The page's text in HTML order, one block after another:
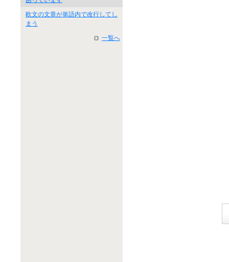
欧文の文章が単語内で改行してし
まう
一覧へ